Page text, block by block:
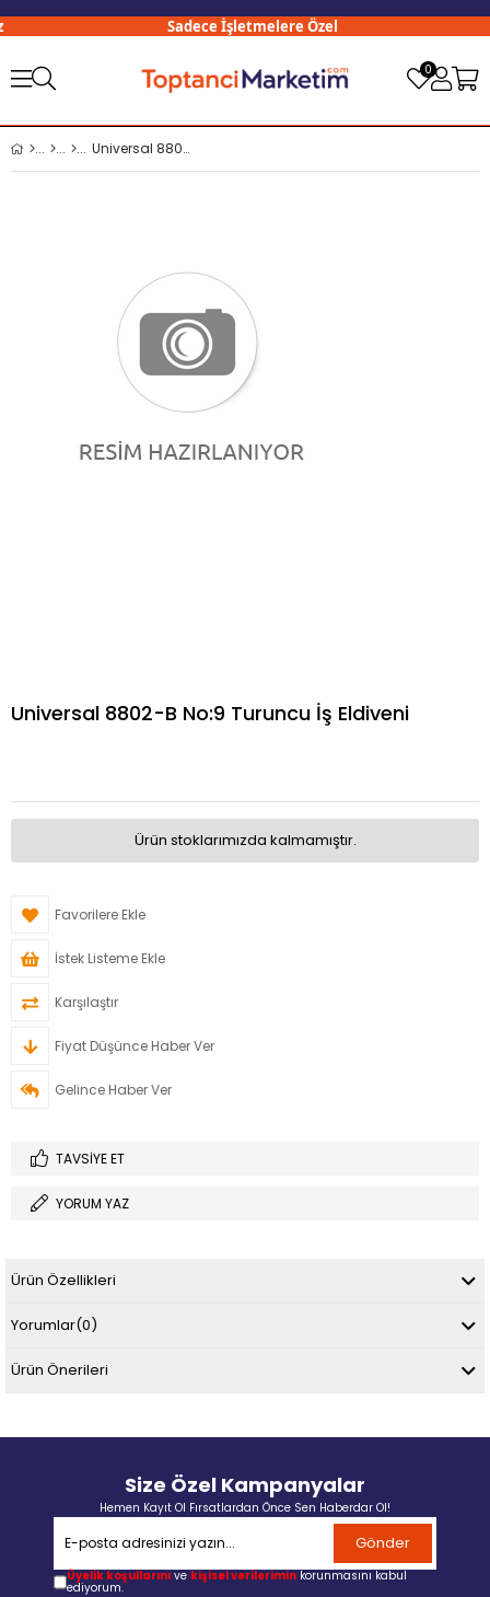
Sadece İşletmelere Özel
0
Universal 8802-B No:9 Turuncu İş Eldiveni
Universal 8802-B No:9 Turuncu İş Eldiveni
Ürün stoklarımızda kalmamıştır.
Favorilere Ekle
İstek Listeme Ekle
Karşılaştır
Fiyat Düşünce Haber Ver
Gelince Haber Ver
TAVSIYE ET
YORUM YAZ
Ürün Özellikleri
Yorumlar(0)
Ürün Önerileri
Size Özel Kampanyalar
Hemen Kayıt Ol Fırsatlardan Önce Sen Haberdar Ol!
Gönder
Üyelik koşullarını ve kişisel verilerimin korunmasını kabul
ediyorum.